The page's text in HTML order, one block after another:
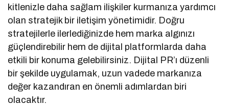
kitlenizle daha sağlam ilişkiler kurmanıza yardımcı
olan stratejik bir iletişim yönetimidir. Doğru
stratejilerle ilerlediğinizde hem marka algınızı
güçlendirebilir hem de dijital platformlarda daha
etkili bir konuma gelebilirsiniz. Dijital PR’ı düzenli
bir şekilde uygulamak, uzun vadede markanıza
değer kazandıran en önemli adımlardan biri
olacaktır.